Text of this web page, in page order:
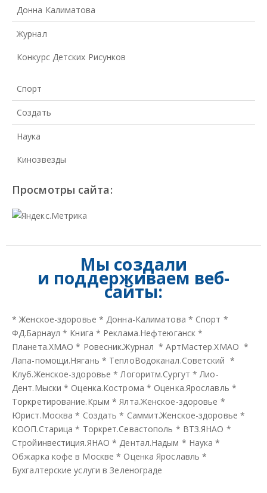
Донна Калиматова
Журнал
Конкурс Детских Рисунков
Спорт
Создать
Наука
Кинозвезды
Просмотры сайта:
Мы создали
и поддерживаем веб-
сайты:
*Женское-здоровье * Донна-Калиматова * Спорт *
ФД.Барнаул * Книга * Реклама.Нефтеюганск *
Планета.ХМАО * Ровесник.Журнал *АртМастер.ХМАО *
Лапа-помощи.Нягань * ТеплоВодоканал.Советский *
Клуб.Женское-здоровье * Логоритм.Сургут * Лио-
Дент.Мыски * Оценка.Кострома * Оценка.Ярославль *
Торкретирование.Крым * Ялта.Женское-здоровье *
Юрист.Москва * Создать * Саммит.Женское-здоровье *
КООП.Старица * Торкрет.Севастополь * ВТЗ.ЯНАО *
Стройинвестиция.ЯНАО * Дентал.Надым * Наука *
Обжарка кофе в Москве * Оценка Ярославль *
Бухгалтерские услуги в Зеленограде